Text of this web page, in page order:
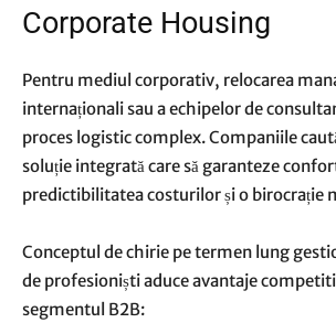
Corporate Housing
Pentru mediul corporativ, relocarea
internaționali sau a echipelor de
proces logistic complex. Companiile
soluție integrată care să garanteze
predictibilitatea costurilor și o birocrație
Conceptul de chirie pe termen lung
de profesioniști aduce avantaje
segmentul B2B: